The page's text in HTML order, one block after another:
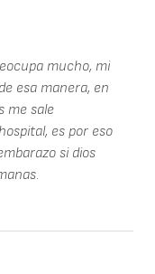
mucho, mi
esa manera, en
me sale
es por eso
si dios